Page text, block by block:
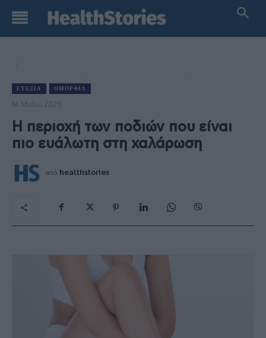
ΕΥΕΞΊΑ ΟΜΟΡΦΙΆ
14 Μαΐου 2025
Η περιοχή των ποδιών που είναι
πιο ευάλωτη στη χαλάρωση
από healthstories